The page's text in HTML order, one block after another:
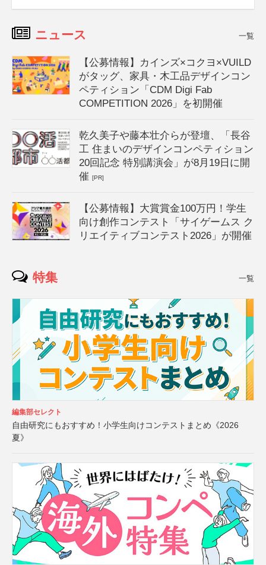
ニュース 一覧
【公募情報】カインズ×コクヨ×VUILD
がタッグ、家具・木工品デザインコン
ペティション「CDM Digi Fab
COMPETITION 2026」を初開催
乾久美子や藤本壮介らが登壇、「長谷
工 住まいのデザインコンペティション
20回記念 特別講演会」が8月19日に開
催[PR]
【公募情報】大賞賞金100万円！学生
向け創作コンテスト「サイゲームス ク
リエイティブコンテスト2026」が開催
特集 一覧
編集部セレクト
自由研究にもおすすめ！小学生向けコンテストまとめ《2026
夏》